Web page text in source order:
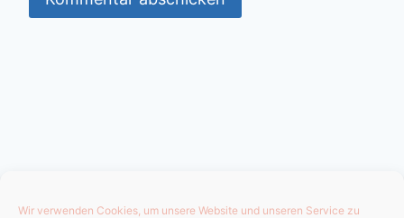
Wir verwenden Cookies, um unsere Website und unseren Service zu